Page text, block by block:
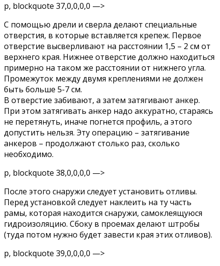
p, blockquote 37,0,0,0,0 —>
С помощью дрели и сверла делают специальные
отверстия, в которые вставляется крепеж. Первое
отверстие высверливают на расстоянии 1,5 – 2 см от
верхнего края. Нижнее отверстие должно находиться
примерно на таком же расстоянии от нижнего угла.
Промежуток между двумя креплениями не должен
быть больше 5-7 см.
В отверстие забивают, а затем затягивают анкер.
При этом затягивать анкер надо аккуратно, стараясь
не перетянуть, иначе погнется профиль, а этого
допустить нельзя. Эту операцию – затягивание
анкеров – продолжают столько раз, сколько
необходимо.
p, blockquote 38,0,0,0,0 —>
После этого снаружи следует установить отливы.
Перед установкой следует наклеить на ту часть
рамы, которая находится снаружи, самоклеящуюся
гидроизоляцию. Сбоку в проемах делают штробы
(туда потом нужно будет завести края этих отливов).
p, blockquote 39,0,0,0,0 —>